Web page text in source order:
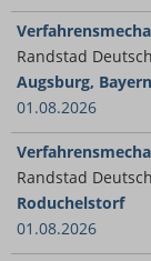
Randstad
Augsburg, Bayern
01.08.2026
Randstad
Roduchelstorf
01.08.2026